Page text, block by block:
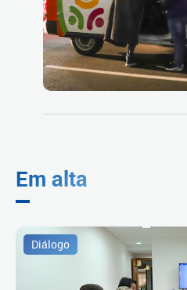
Em alta
Diálogo